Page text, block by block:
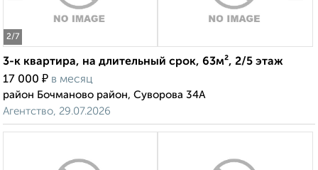
2/7
3-к квартира, на длительный срок, 63м², 2/5 этаж
17 000 ₽ в месяц
район Бочманово район, Суворова 34А
Агентство, 29.07.2026